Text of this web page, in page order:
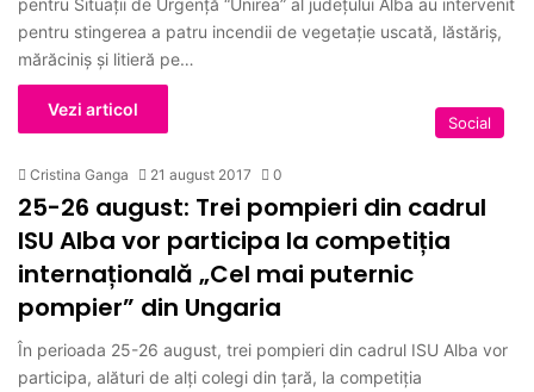
pentru stingerea a patru incendii de vegetație uscată, lăstăriș,
mărăciniș și litieră pe…
Vezi articol
Social
Cristina Ganga 21 august 2017 0
25-26 august: Trei pompieri din cadrul
ISU Alba vor participa la competiția
internațională „Cel mai puternic
pompier” din Ungaria
În perioada 25-26 august, trei pompieri din cadrul ISU Alba vor
participa, alături de alți colegi din țară, la competiția